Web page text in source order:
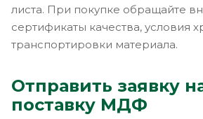
листа. При покупке обращайте
сертификаты качества, условия
транспортировки материала.
Отправить заявку
поставку МДФ